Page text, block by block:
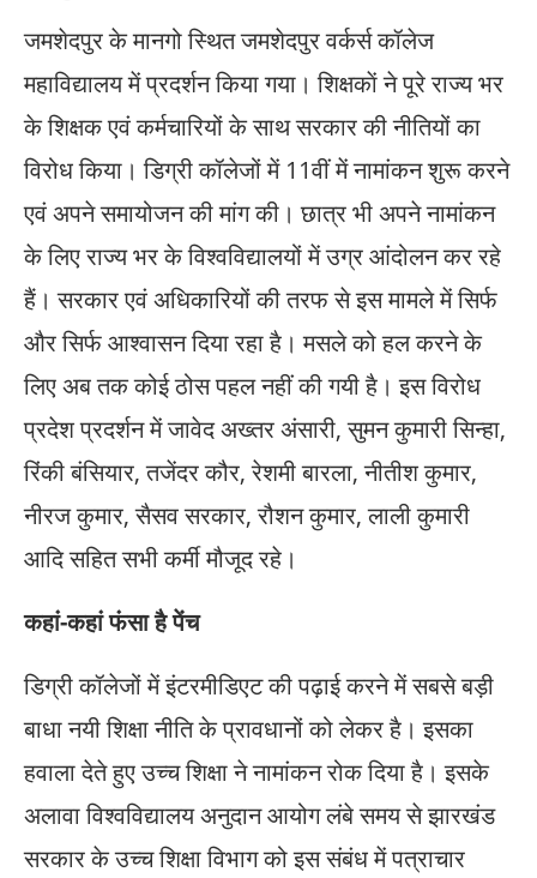
जमशेदपुर के मानगो स्थित जमशेदपुर वर्कर्स कॉलेज
महाविद्यालय में प्रदर्शन किया गया। शिक्षकाें ने पूरे राज्य भर
के शिक्षक एवं कर्मचारियों के साथ सरकार की नीतियों का
विरोध किया। डिग्री कॉलेजों में 11वीं में नामांकन शुरू करने
एवं अपने समायोजन की मांग की। छात्र भी अपने नामांकन
के लिए राज्य भर के विश्वविद्यालयों में उग्र आंदोलन कर रहे
हैं। सरकार एवं अधिकारियों की तरफ से इस मामले में सिर्फ
और सिर्फ आश्वासन दिया रहा है। मसले को हल करने के
लिए अब तक कोई ठोस पहल नहीं की गयी है। इस विरोध
प्रदेश प्रदर्शन में जावेद अख्तर अंसारी, सुमन कुमारी सिन्हा,
रिंकी बंसियार, तजेंदर कौर, रेशमी बारला, नीतीश कुमार,
नीरज कुमार, सैसव सरकार, रौशन कुमार, लाली कुमारी
आदि सहित सभी कर्मी मौजूद रहे।
कहां-कहां फंसा है पेंच
डिग्री कॉलेजों में इंटरमीडिएट की पढ़ाई करने में सबसे बड़ी
बाधा नयी शिक्षा नीति के प्रावधानों को लेकर है। इसका
हवाला देते हुए उच्च शिक्षा ने नामांकन रोक दिया है। इसके
अलावा विश्वविद्यालय अनुदान आयोग लंबे समय से झारखंड
सरकार के उच्च शिक्षा विभाग को इस संबंध में पत्राचार